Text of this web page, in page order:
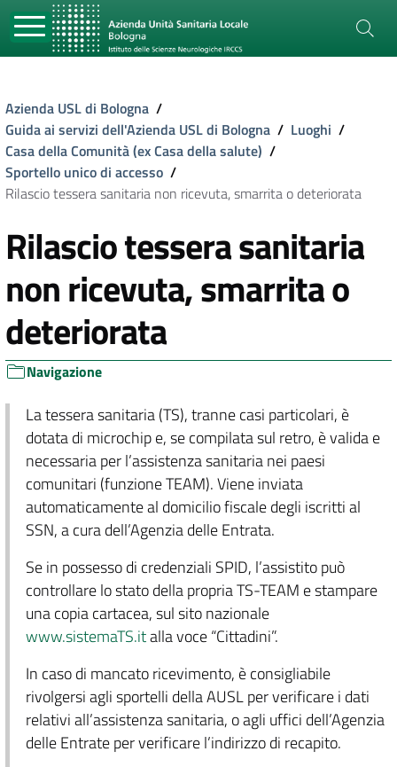
Azienda USL di Bologna /
Guida ai servizi dell'Azienda USL di Bologna / Luoghi /
Casa della Comunità (ex Casa della salute) /
Sportello unico di accesso /
Rilascio tessera sanitaria non ricevuta, smarrita o deteriorata
Rilascio tessera sanitaria
non ricevuta, smarrita o
deteriorata
Navigazione
La tessera sanitaria (TS), tranne casi particolari, è
dotata di microchip e, se compilata sul retro, è valida e
necessaria per l’assistenza sanitaria nei paesi
comunitari (funzione TEAM). Viene inviata
automaticamente al domicilio fiscale degli iscritti al
SSN, a cura dell’Agenzia delle Entrata.
Se in possesso di credenziali SPID, l’assistito può
controllare lo stato della propria TS-TEAM e stampare
una copia cartacea, sul sito nazionale
www.sistemaTS.italla voce “Cittadini”.
In caso di mancato ricevimento, è consigliabile
rivolgersi agli sportelli della AUSL per verificare i dati
relativi all’assistenza sanitaria, o agli uffici dell’Agenzia
delle Entrate per verificare l’indirizzo di recapito.